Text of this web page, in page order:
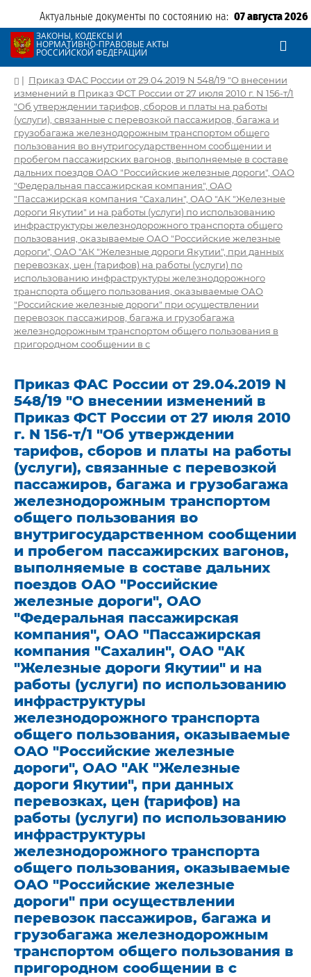
Актуальные документы по состоянию на: 07 августа 2026
ЗАКОНЫ, КОДЕКСЫ И
НОРМАТИВНО-ПРАВОВЫЕ АКТЫ
РОССИЙСКОЙ ФЕДЕРАЦИИ
| Приказ ФАС России от 29.04.2019 N 548/19 "О внесении
изменений в Приказ ФСТ России от 27 июля 2010 г. N 156-т/1
"Об утверждении тарифов, сборов и платы на работы
(услуги), связанные с перевозкой пассажиров, багажа и
грузобагажа железнодорожным транспортом общего
пользования во внутригосударственном сообщении и
пробегом пассажирских вагонов, выполняемые в составе
дальних поездов ОАО "Российские железные дороги", ОАО
"Федеральная пассажирская компания", ОАО
"Пассажирская компания "Сахалин", ОАО "АК "Железные
дороги Якутии" и на работы (услуги) по использованию
инфраструктуры железнодорожного транспорта общего
пользования, оказываемые ОАО "Российские железные
дороги", ОАО "АК "Железные дороги Якутии", при данных
перевозках, цен (тарифов) на работы (услуги) по
использованию инфраструктуры железнодорожного
транспорта общего пользования, оказываемые ОАО
"Российские железные дороги" при осуществлении
перевозок пассажиров, багажа и грузобагажа
железнодорожным транспортом общего пользования в
пригородном сообщении в с
Приказ ФАС России от 29.04.2019 N
548/19 "О внесении изменений в
Приказ ФСТ России от 27 июля 2010
г. N 156-т/1 "Об утверждении
тарифов, сборов и платы на работы
(услуги), связанные с перевозкой
пассажиров, багажа и грузобагажа
железнодорожным транспортом
общего пользования во
внутригосударственном сообщении
и пробегом пассажирских вагонов,
выполняемые в составе дальних
поездов ОАО "Российские
железные дороги", ОАО
"Федеральная пассажирская
компания", ОАО "Пассажирская
компания "Сахалин", ОАО "АК
"Железные дороги Якутии" и на
работы (услуги) по использованию
инфраструктуры
железнодорожного транспорта
общего пользования, оказываемые
ОАО "Российские железные
дороги", ОАО "АК "Железные
дороги Якутии", при данных
перевозках, цен (тарифов) на
работы (услуги) по использованию
инфраструктуры
железнодорожного транспорта
общего пользования, оказываемые
ОАО "Российские железные
дороги" при осуществлении
перевозок пассажиров, багажа и
грузобагажа железнодорожным
транспортом общего пользования в
пригородном сообщении в с